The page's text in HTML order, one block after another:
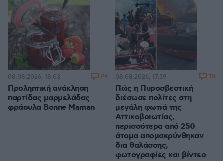
Προληπτική ανάκληση
παρτίδας μαρμελάδας
φράουλα Bonne Maman
08.08.2026, 18:03 24
Πώς η Πυροσβεστική
διέσωσε πολίτες στη
μεγάλη φωτιά της
Αττικοβοιωτίας,
περισσότερα από 250
άτομα απομακρύνθηκαν
δια θαλάσσης,
φωτογραφίες και βίντεο
08.08.2026, 17:59 10